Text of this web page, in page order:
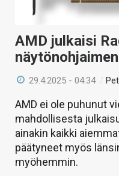
AMD julkaisi
29.4.2025 - 04:34 /
AMD ei ole puhunut
mahdollisesta
ainakin kaikki
päätyneet myös
myöhemmin.